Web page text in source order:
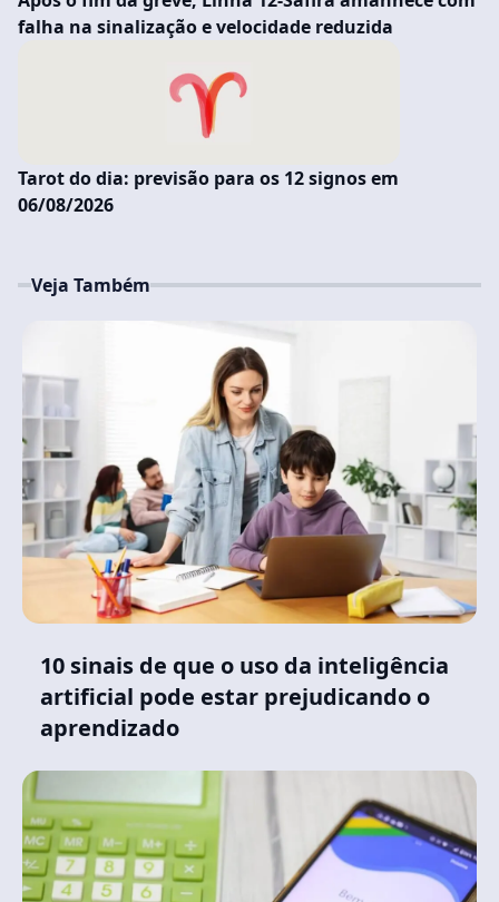
falha na sinalização e velocidade reduzida
Tarot do dia: previsão para os 12 signos em
06/08/2026
Veja Também
10 sinais de que o uso da inteligência
artificial pode estar prejudicando o
aprendizado